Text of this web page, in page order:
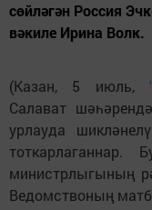
сөйләгән Россия
вәкиле Ирина Волк.
(Казан, 5 июль,
Салават
урлауда
министрлыгының
Ведомствоның